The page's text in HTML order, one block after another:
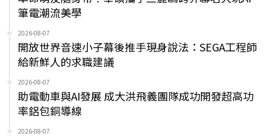
筆電潮流美學
2026-08-07
開放世界音速小子幕後推手現身說法：SEGA工程師
給新鮮人的求職建議
2026-08-07
助電動車與AI發展 成大洪飛義團隊成功開發超高功
率鋁包銅導線
2026-08-07